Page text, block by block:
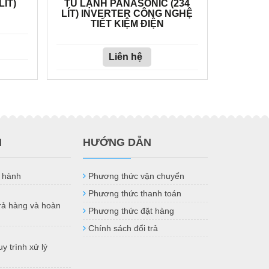
TỦ LẠNH PANASONIC (234
LÍT) INVERTER CÔNG NGHỆ
TIẾT KIỆM ĐIỆN
Liên hệ
hàng và hoàn
trình xử lý
HƯỚNG DẪN
Phương thức vận chuyển
Phương thức thanh toán
Phương thức đặt hàng
Chính sách đổi trả